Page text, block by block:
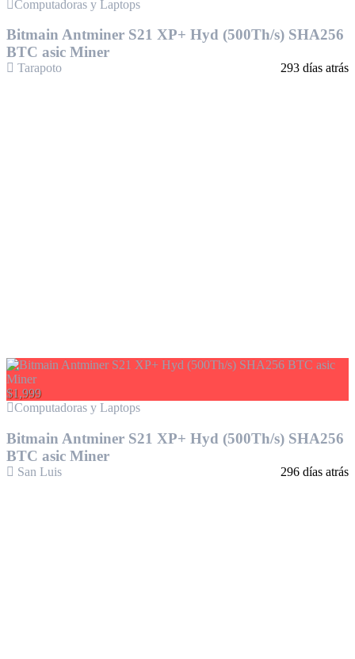
Computadoras y Laptops
Bitmain Antminer S21 XP+ Hyd (500Th/s) SHA256
BTC asic Miner
Tarapoto 293 días atrás
$1,999
Computadoras y Laptops
Bitmain Antminer S21 XP+ Hyd (500Th/s) SHA256
BTC asic Miner
San Luis 296 días atrás